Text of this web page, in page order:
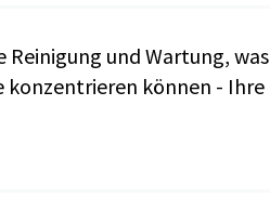
und Wartung, was
konzentrieren können - Ihre